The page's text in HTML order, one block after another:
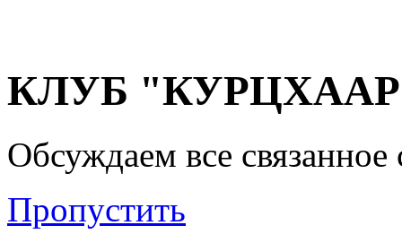
КЛУБ "КУРЦХААР"
Обсуждаем все
Пропустить